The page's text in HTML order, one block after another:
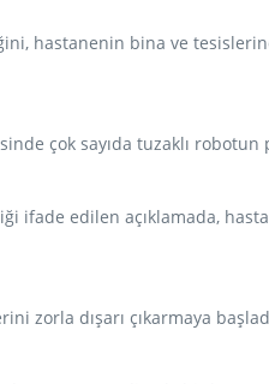
hastanenin bina ve
çok sayıda tuzaklı
edilen açıklamada,
zorla dışarı çıkarmaya